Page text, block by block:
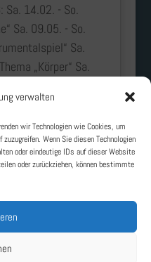
verwalten
wir Technologien wie Cookies, um
Wenn Sie diesen Technologien
oder eindeutige IDs auf dieser Website
oder zurückziehen, können bestimmte
Sa. 14.02. - So.
Sa. 09.05. - So.
Sa.
„Körper“ Sa.